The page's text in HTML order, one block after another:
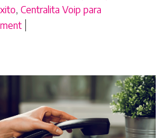
, Centralita Voip para
on Modernización del Hotel Lima: